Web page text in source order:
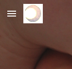
Skip to main content